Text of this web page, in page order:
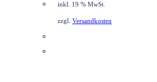
inkl. 19 % MwSt.
zzgl. Versandkosten